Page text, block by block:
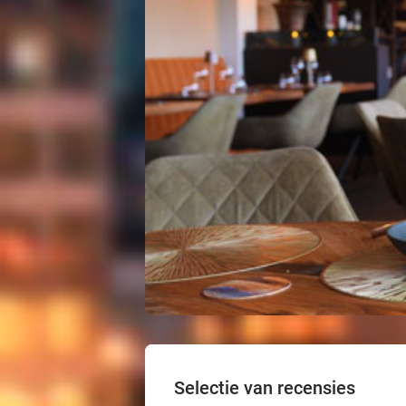
Selectie van recensies